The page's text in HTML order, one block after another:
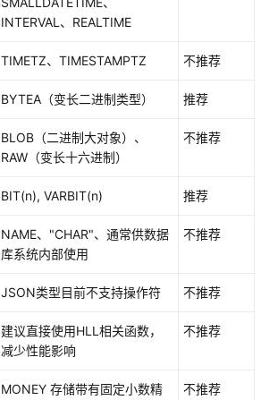
INTERVAL、REALTIME
TIMETZ、TIMESTAMPTZ 不推荐
BYTEA（变长二进制类型） 推荐
BLOB（二进制大对象）、
RAW（变长十六进制）
不推荐
BIT(n), VARBIT(n) 推荐
NAME、"CHAR"、通常供数据
库系统内部使用
不推荐
JSON类型目前不支持操作符 不推荐
建议直接使用HLL相关函数，
减少性能影响
不推荐
MONEY 存储带有固定小数精
不推荐